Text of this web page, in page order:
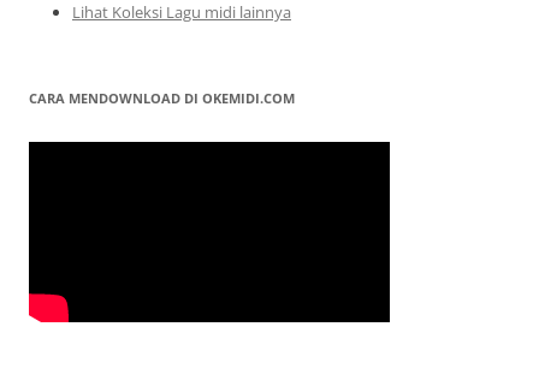
Lihat Koleksi Lagu midi lainnya
CARA MENDOWNLOAD DI OKEMIDI.COM